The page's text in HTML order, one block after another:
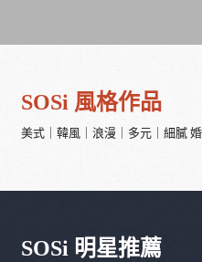
SOSi 風格作品
美式｜韓風｜浪漫｜多元｜細膩
SOSi 明星推薦